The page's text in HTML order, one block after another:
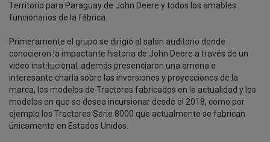
Territorio para Paraguay de John Deere y todos los amables
funcionarios de la fábrica.
Primeramente el grupo se dirigió al salón auditorio donde
conocieron la impactante historia de John Deere a través de un
video institucional, además presenciaron una amena e
interesante charla sobre las inversiones y proyecciones de la
marca, los modelos de Tractores fabricados en la actualidad y los
modelos en que se desea incursionar desde el 2018, como por
ejemplo los Tractores Serie 8000 que actualmente se fabrican
únicamente en Estados Unidos.